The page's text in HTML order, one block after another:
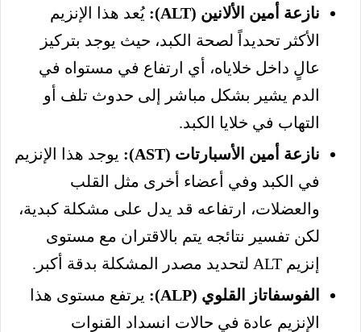
نازعة أمين الألانين (ALT):
يُعد هذا الإنزيم
الأكثر تحديداً لصحة الكبد، حيث يوجد بتركيز
عالٍ داخل خلاياه، أي ارتفاع في مستواه في
الدم يشير بشكل مباشر إلى حدوث تلف أو
التهاب في خلايا الكبد.
نازعة أمين الأسبارتات (AST):
يوجد هذا الإنزيم
في الكبد وفي أعضاء أخرى مثل القلب
والعضلات، ارتفاعه قد يدل على مشكلة كبدية،
لكن تفسير نتائجه يتم بالاقتران مع مستوى
إنزيم ALT لتحديد مصدر المشكلة بدقة أكبر.
الفوسفاتاز القلوي (ALP):
يرتفع مستوى هذا
الإنزيم عادة في حالات انسداد القنوات